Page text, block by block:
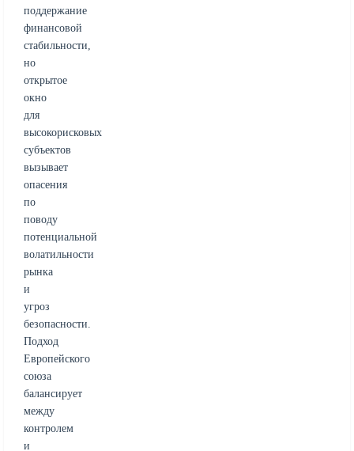
поддержание
финансовой
стабильности,
но
открытое
окно
для
высокорисковых
субъектов
вызывает
опасения
по
поводу
потенциальной
волатильности
рынка
и
угроз
безопасности.
Подход
Европейского
союза
балансирует
между
контролем
и